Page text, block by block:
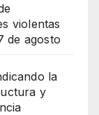
violentas
de agosto
la
y